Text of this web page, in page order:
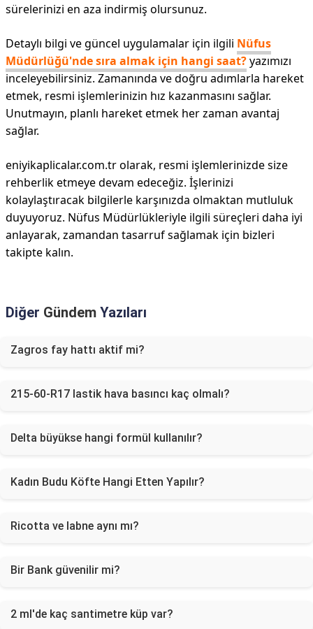
sürelerinizi en aza indirmiş olursunuz.
Detaylı bilgi ve güncel uygulamalar için ilgili Nüfus
Müdürlüğü'nde sıra almak için hangi saat?yazımızı
inceleyebilirsiniz. Zamanında ve doğru adımlarla hareket
etmek, resmi işlemlerinizin hız kazanmasını sağlar.
Unutmayın, planlı hareket etmek her zaman avantaj
sağlar.
eniyikaplicalar.com.tr olarak, resmi işlemlerinizde size
rehberlik etmeye devam edeceğiz. İşlerinizi
kolaylaştıracak bilgilerle karşınızda olmaktan mutluluk
duyuyoruz. Nüfus Müdürlükleriyle ilgili süreçleri daha iyi
anlayarak, zamandan tasarruf sağlamak için bizleri
takipte kalın.
Diğer Gündem Yazıları
Zagros fay hattı aktif mi?
215-60-R17 lastik hava basıncı kaç olmalı?
Delta büyükse hangi formül kullanılır?
Kadın Budu Köfte Hangi Etten Yapılır?
Ricotta ve labne aynı mı?
Bir Bank güvenilir mi?
2 ml'de kaç santimetre küp var?